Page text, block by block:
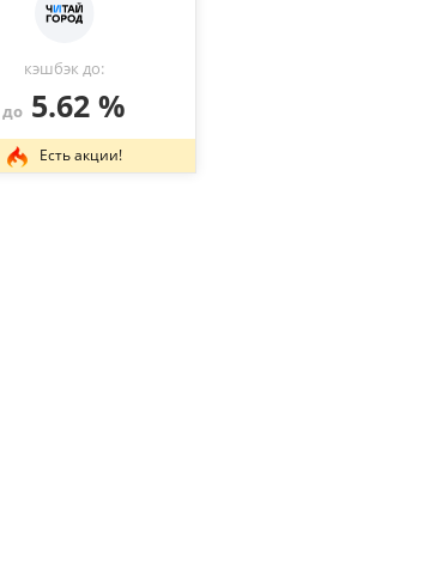
кэшбэк до:
до 5.62 %
Есть акции!